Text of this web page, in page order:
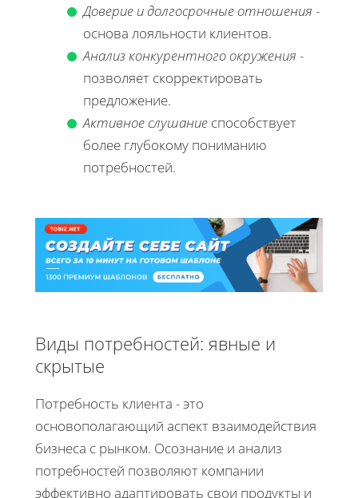
Доверие и долгосрочные отношения -
основа лояльности клиентов.
Анализ конкурентного окружения -
позволяет скорректировать
предложение.
Активное слушание способствует
более глубокому пониманию
потребностей.
Виды потребностей: явные и
скрытые
Потребность клиента - это
основополагающий аспект взаимодействия
бизнеса с рынком. Осознание и анализ
потребностей позволяют компании
эффективно адаптировать свои продукты и